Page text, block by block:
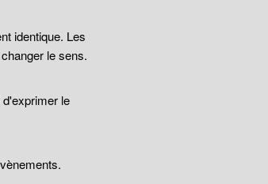
identique. Les
le sens.
le